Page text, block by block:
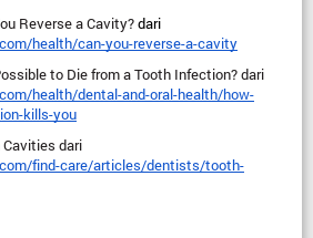
Reverse a Cavity? dari
health/can-you-reverse-a-cavity
health/dental-and-oral-health/how-
kills-you
find-care/articles/dentists/tooth-